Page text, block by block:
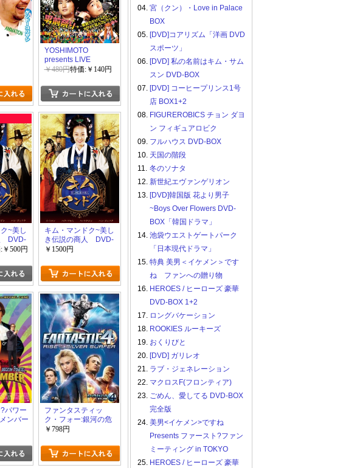
YOSHIMOTO
presents LIVE
STAND 2010 OSAKA
じゃないカワイイ芸
人コレクション~
￥480円特価:￥140円
~美し
DVD-
500円
キム・マンドク~美し
き伝説の商人 DVD-
BOX 2
￥1500円
パワー
ンバー
ファンタスティッ
ク・フォー:銀河の危
機
￥798円
04. 宮（クン）・Love in Palace
BOX
05. [DVD]コアリズム「洋画 DVD
スポーツ」
06. [DVD] 私の名前はキム・サム
スン DVD-BOX
07. [DVD] コーヒープリンス1号
店 BOX1+2
08. FIGUREROBICS チョン ダヨ
ン フィギュアロビク
09. フルハウス DVD-BOX
10. 天国の階段
11. 冬のソナタ
12. 新世紀エヴァンゲリオン
13. [DVD]韓国版 花より男子
~Boys Over Flowers DVD-
BOX「韓国ドラマ」
14. 池袋ウエストゲートパーク
「日本現代ドラマ」
15. 特典 美男＜イケメン＞です
ね ファンへの贈り物
16. HEROES / ヒーローズ 豪華
DVD-BOX 1+2
17. ロングバケーション
18. ROOKIES ルーキーズ
19. おくりびと
20. [DVD] ガリレオ
21. ラブ・ジェネレーション
22. マクロスF(フロンティア)
23. ごめん、愛してる DVD-BOX
完全版
24. 美男<イケメン>ですね
Presents ファースト?ファン
ミーティング in TOKYO
25. HEROES / ヒーローズ 豪華